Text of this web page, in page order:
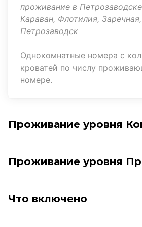
проживание в
Караван, Флотилия,
Петрозаводск
Однокомнатные номера с
кроватей по числу
номере.
Проживание уровня
Проживание уровня
Что включено